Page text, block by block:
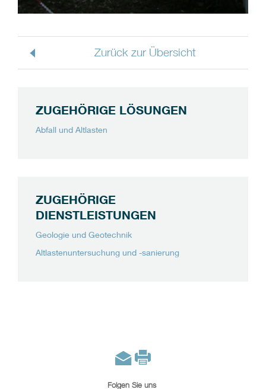
Zurück zur Übersicht
ZUGEHÖRIGE LÖSUNGEN
Abfall und Altlasten
ZUGEHÖRIGE
DIENSTLEISTUNGEN
Geologie und Geotechnik
Altlastenuntersuchung und -sanierung
Folgen Sie uns